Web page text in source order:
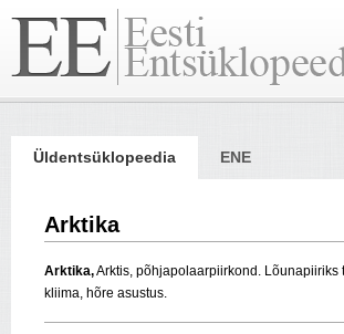
Üldentsüklopeedia ENE
Arktika
Arktika,Arktis, põhjapolaarpiirkond. Lõunapiiriks
kliima, hõre asustus.